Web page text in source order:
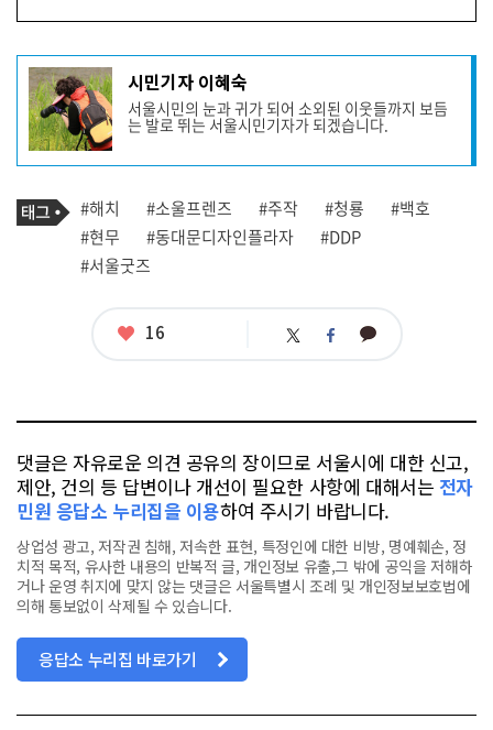
기
사
작
성
자
프
필
시민기자 이혜숙
서울시민의 눈과 귀가 되어 소외된 이웃들까지 보듬
는 발로 뛰는 서울시민기자가 되겠습니다.
기
사
관
련
태
태
그
#해치 #소울프렌즈 #주작 #청룡
#백호
#현무
#동대문디자인플라자
#DDP
#서울굿즈
좋
16 트 페 카
댓글은 자유로운 의견 공유의 장이므로 서울시에 대한 신고,
제안, 건의 등 답변이나 개선이 필요한 사항에 대해서는 전자
민원 응답소 누리집을 이용하여 주시기 바랍니다.
상업성 광고, 저작권 침해, 저속한 표현, 특정인에 대한 비방, 명예훼손, 정
치적 목적, 유사한 내용의 반복적 글, 개인정보 유출,그 밖에 공익을 저해하
거나 운영 취지에 맞지 않는 댓글은 서울특별시 조례 및 개인정보보호법에
의해 통보없이 삭제될 수 있습니다.
응답소 누리집 바로가기